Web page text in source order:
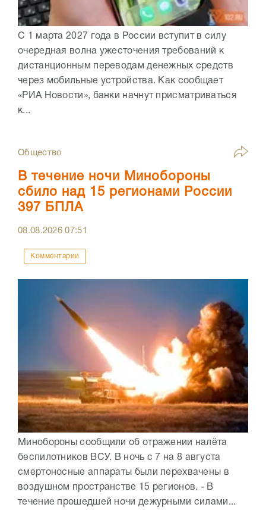
С 1 марта 2027 года в России вступит в силу
очередная волна ужесточения требований к
дистанционным переводам денежных средств
через мобильные устройства. Как сообщает
«РИА Новости», банки начнут присматриваться
к...
Общество
В течение ночи Минобороны
сбило над 15 регионами России
397 БПЛА
08.08.202607:51
Комментарии
Минобороны сообщили об отражении налёта
беспилотников ВСУ. В ночь с 7 на 8 августа
смертоносные аппараты были перехвачены в
воздушном пространстве 15 регионов. - В
течение прошедшей ночи дежурными силами...